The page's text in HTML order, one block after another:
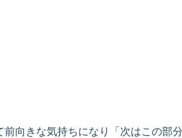
向きな気持ちになり「次はこの部